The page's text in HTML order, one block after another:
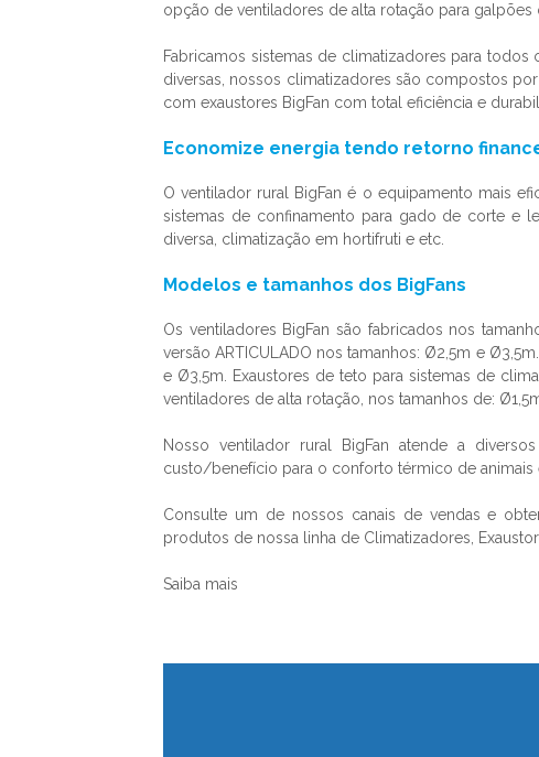
opção de ventiladores de alta rotação para
Fabricamos sistemas de climatizadores para
diversas, nossos climatizadores são compostos
com exaustores BigFan com total eficiência e
Economize energia tendo retorno
Oventilador rural
BigFan é o equipamento mais
sistemas de confinamento para gado de corte e
diversa, climatização em hortifruti e etc.
Modelos e tamanhos dos BigFans
Os ventiladores BigFan são fabricados nos
versão ARTICULADO nos tamanhos: Ø2,5m e
e Ø3,5m. Exaustores de teto para sistemas de
ventiladores de alta rotação, nos tamanhos de:
Nossoventilador rural
BigFan atende a
custo/benefício para o conforto térmico de animais
Consulte um de nossos canais de vendas e
produtos de nossa linha de Climatizadores,
Saiba mais